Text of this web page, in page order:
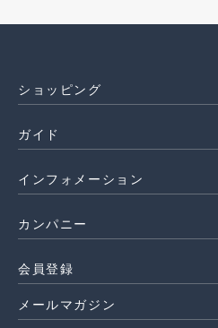
ショッピング
ガイド
インフォメーション
カンパニー
会員登録
メールマガジン